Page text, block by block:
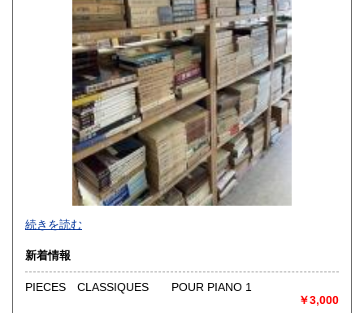
800円 鹿児島県
1,500円
-
沿線名：-
最寄駅：-
営業時間：-
定休日：-
続きを読む
新着情報
PIECES CLASSIQUES POUR PIANO 1
￥3,000